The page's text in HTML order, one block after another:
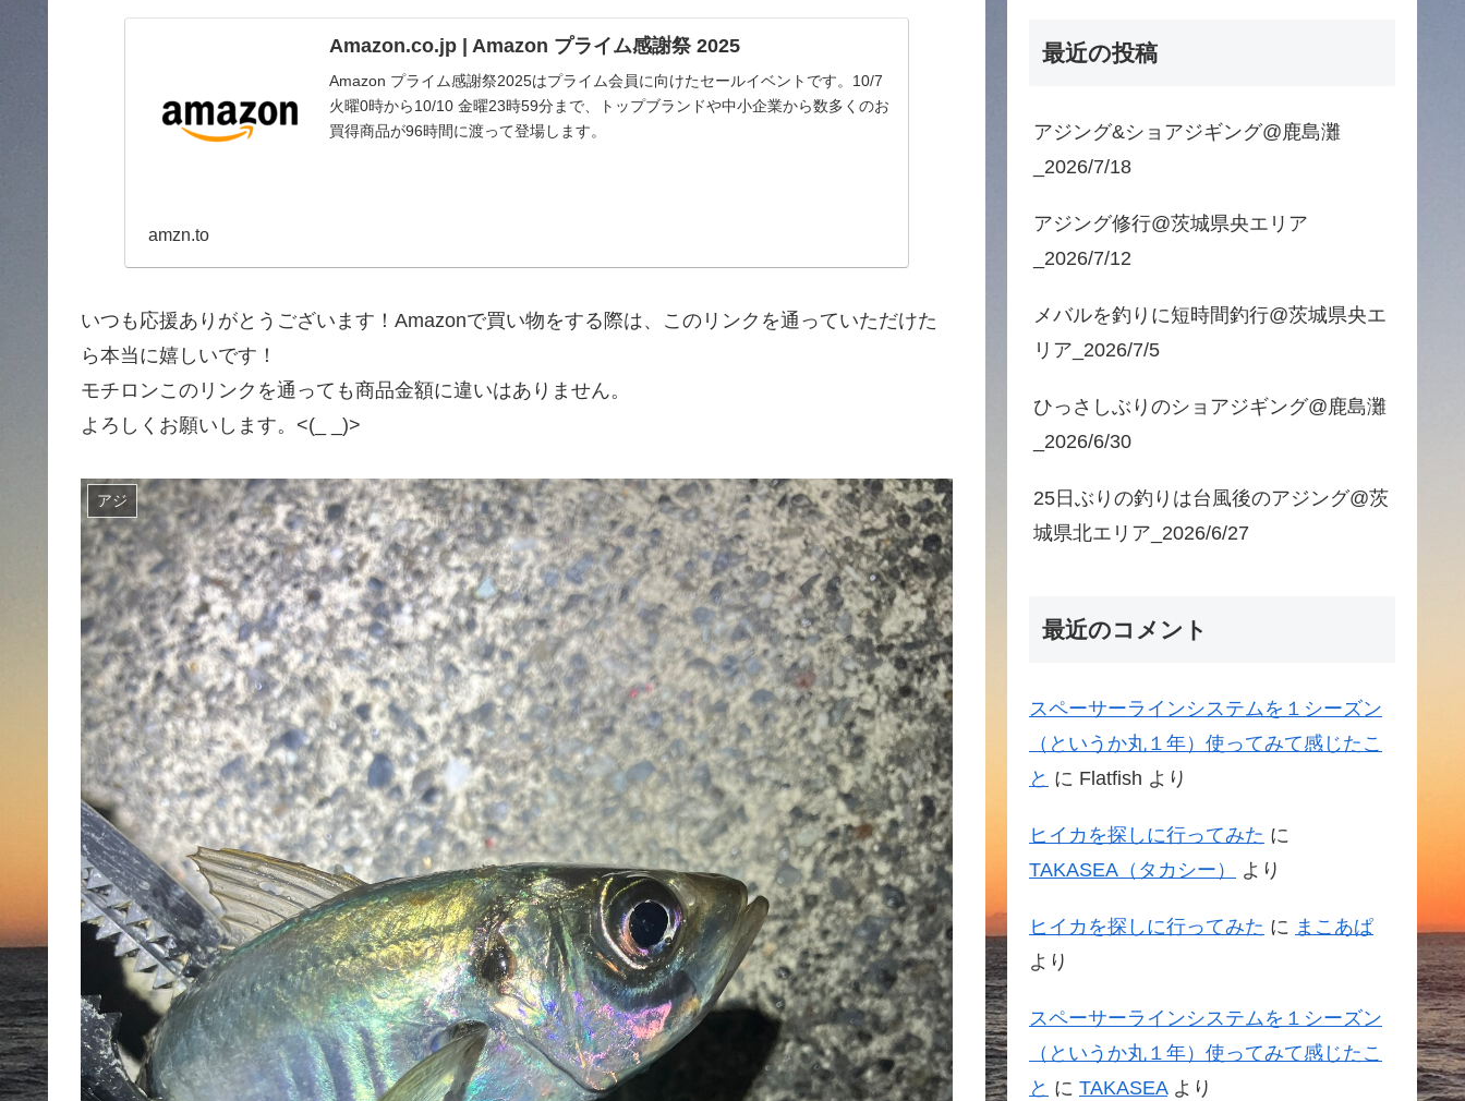
Amazon.co.jp | Amazon プライム感謝祭 2025
Amazon プライム感謝祭2025はプライム会員に向けたセールイベントです。10/7
火曜0時から10/10 金曜23時59分まで、トップブランドや中小企業から数多くのお
買得商品が96時間に渡って登場します。
amzn.to
いつも応援ありがとうございます！Amazonで買い物をする際は、このリンクを通っていただけた
ら本当に嬉しいです！
モチロンこのリンクを通っても商品金額に違いはありません。
よろしくお願いします。<(_ _)>
アジ
最近の投稿
アジング&ショアジギング@鹿島灘
_2026/7/18
アジング修行@茨城県央エリア
_2026/7/12
メバルを釣りに短時間釣行@茨城県央エ
リア_2026/7/5
ひっさしぶりのショアジギング@鹿島灘
_2026/6/30
25日ぶりの釣りは台風後のアジング@茨
城県北エリア_2026/6/27
最近のコメント
スペーサーラインシステムを１シーズン
（というか丸１年）使ってみて感じたこ
と に Flatfish より
ヒイカを探しに行ってみた に
TAKASEA（タカシー）
より
ヒイカを探しに行ってみた に まこあぱ
より
スペーサーラインシステムを１シーズン
（というか丸１年）使ってみて感じたこ
と に TAKASEAより